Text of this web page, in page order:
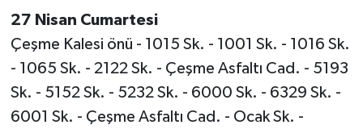
27 Nisan Cumartesi
Çeşme Kalesi önü - 1015 Sk. - 1001 Sk. - 1016 Sk.
- 1065 Sk. - 2122 Sk. - Çeşme Asfaltı Cad. - 5193
Sk. - 5152 Sk. - 5232 Sk. - 6000 Sk. - 6329 Sk. -
6001 Sk. - Çeşme Asfaltı Cad. - Ocak Sk. -